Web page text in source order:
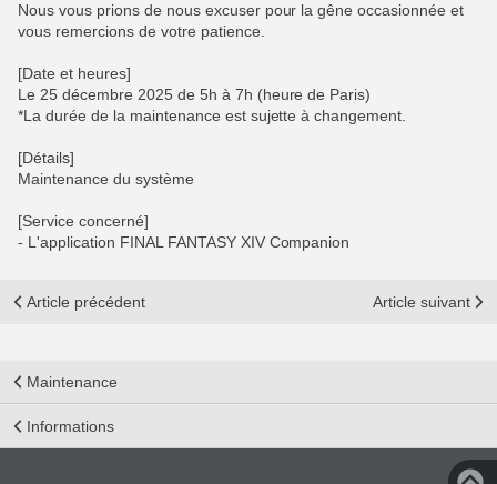
Nous vous prions de nous excuser pour la gêne occasionnée et
vous remercions de votre patience.
[Date et heures]
Le 25 décembre 2025 de 5h à 7h (heure de Paris)
*La durée de la maintenance est sujette à changement.
[Détails]
Maintenance du système
[Service concerné]
- L'application FINAL FANTASY XIV Companion
Article précédent Article suivant
Maintenance
Informations